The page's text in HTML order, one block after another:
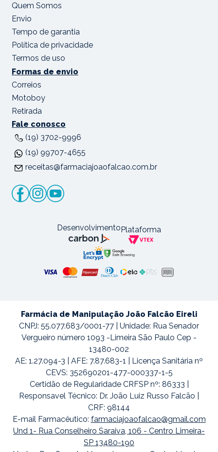
Quem Somos
Envio
Tempo de garantia
Política de privacidade
Termos de uso
Formas de envio
Correios
Motoboy
Retirada
Fale conosco
(19) 3702-9996
(19) 99707-4655
receitas@farmaciajoaofalcao.com.br
DesenvolvimentoPlataforma
Farmácia de Manipulação João Falcão Eireli
CNPJ: 55.077.683/0001-77 | Unidade: Rua Senador
Vergueiro número 1093 -Limeira São Paulo Cep -
13480-002
AE: 1.27.094-3 | AFE: 7.87.683-1 | Licença Sanitária nº
CEVS: 352690201-477-000337-1-5
Certidão de Regularidade CRFSP nº: 86333 |
Responsavel Técnico: Dr. João Luiz Russo Falcão |
CRF: 98144
E-mail Farmacêutico: farmaciajoaofalcao@gmail.com
Und 1- Rua Conselheiro Saraiva, 106 - Centro Limeira-
SP 13480-190